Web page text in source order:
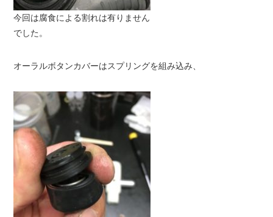
今回は腐食による割れは有りません
でした。
オーラルボタンカバーはスプリングを組み込み、